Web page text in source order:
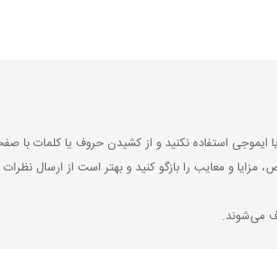
و معایب را بازگو کنید و بهتر است از ارسال
می‌شوند.